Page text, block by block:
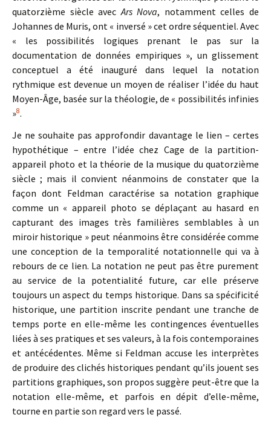
quatorzième siècle avecArs Nova, notamment celles de
Johannes de Muris, ont « inversé » cet ordre séquentiel. Avec
« les possibilités logiques prenant le pas sur la
documentation de données empiriques », un glissement
conceptuel a été inauguré dans lequel la notation
rythmique est devenue un moyen de réaliser l’idée du haut
Moyen-Âge, basée sur la théologie, de « possibilités infinies
»8.
Je ne souhaite pas approfondir davantage le lien – certes
hypothétique – entre l’idée chez Cage de la partition-
appareil photo et la théorie de la musique du quatorzième
siècle ; mais il convient néanmoins de constater que la
façon dont Feldman caractérise sa notation graphique
comme un « appareil photo se déplaçant au hasard en
capturant des images très familières semblables à un
miroir historique » peut néanmoins être considérée comme
une conception de la temporalité notationnelle qui va à
rebours de ce lien. La notation ne peut pas être purement
au service de la potentialité future, car elle préserve
toujours un aspect du temps historique. Dans sa spécificité
historique, une partition inscrite pendant une tranche de
temps porte en elle-même les contingences éventuelles
liées à ses pratiques et ses valeurs, à la fois contemporaines
et antécédentes. Même si Feldman accuse les interprètes
de produire des clichés historiques pendant qu’ils jouent ses
partitions graphiques, son propos suggère peut-être que la
notation elle-même, et parfois en dépit d’elle-même,
tourne en partie son regard vers le passé.